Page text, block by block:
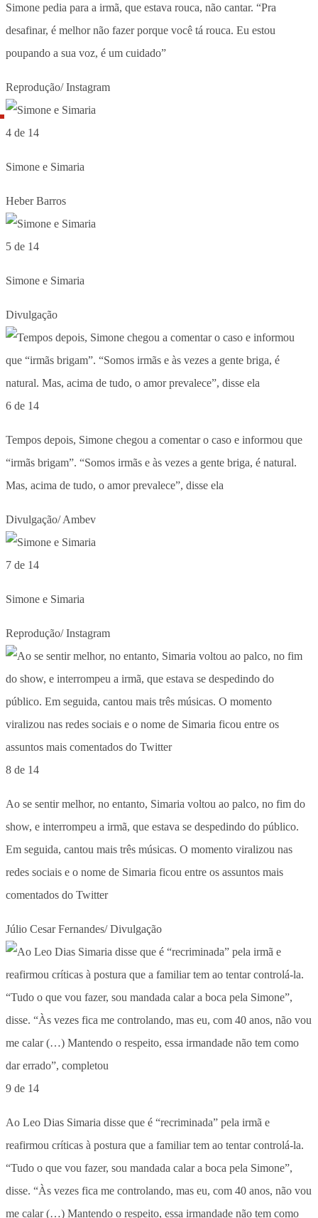
Simone pedia para a irmã, que estava rouca, não cantar. “Pra
desafinar, é melhor não fazer porque você tá rouca. Eu estou
poupando a sua voz, é um cuidado”
Reprodução/ Instagram
4 de 14
Simone e Simaria
Heber Barros
5 de 14
Simone e Simaria
Divulgação
6 de 14
Tempos depois, Simone chegou a comentar o caso e informou que
“irmãs brigam”. “Somos irmãs e às vezes a gente briga, é natural.
Mas, acima de tudo, o amor prevalece”, disse ela
Divulgação/ Ambev
7 de 14
Simone e Simaria
Reprodução/ Instagram
8 de 14
Ao se sentir melhor, no entanto, Simaria voltou ao palco, no fim do
show, e interrompeu a irmã, que estava se despedindo do público.
Em seguida, cantou mais três músicas. O momento viralizou nas
redes sociais e o nome de Simaria ficou entre os assuntos mais
comentados do Twitter
Júlio Cesar Fernandes/ Divulgação
9 de 14
Ao Leo Dias Simaria disse que é “recriminada” pela irmã e
reafirmou críticas à postura que a familiar tem ao tentar controlá-la.
“Tudo o que vou fazer, sou mandada calar a boca pela Simone”,
disse. “Às vezes fica me controlando, mas eu, com 40 anos, não vou
me calar (…) Mantendo o respeito, essa irmandade não tem como